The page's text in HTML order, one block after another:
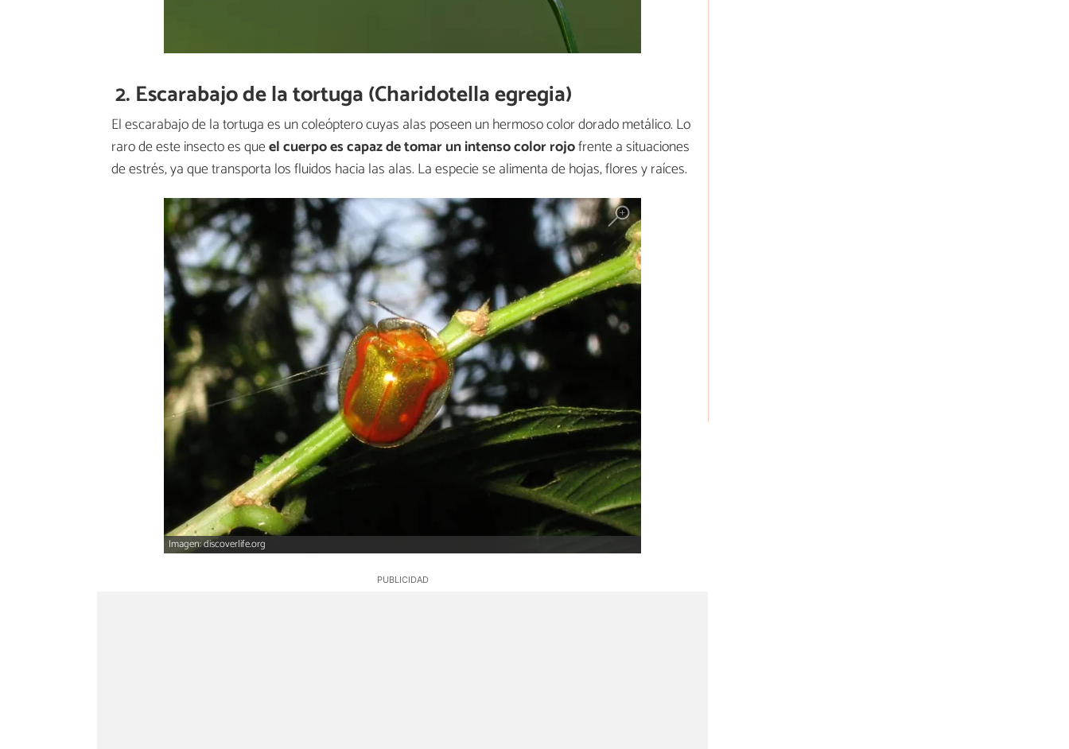
2. Escarabajo de la tortuga (Charidotella egregia)
El escarabajo de la tortuga es un coleóptero cuyas alas poseen un hermoso color dorado metálico. Lo
raro de este insecto es queel cuerpo es capaz de tomar un intenso color rojofrente a situaciones
de estrés, ya que transporta los fluidos hacia las alas. La especie se alimenta de hojas, flores y raíces.
Imagen: discoverlife.org